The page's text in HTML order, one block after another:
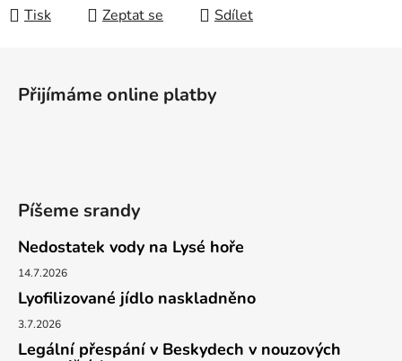
Tisk Zeptat se Sdílet
Přijímáme online platby
Píšeme srandy
Nedostatek vody na Lysé hoře
14.7.2026
Lyofilizované jídlo naskladněno
3.7.2026
Legální přespání v Beskydech v nouzových